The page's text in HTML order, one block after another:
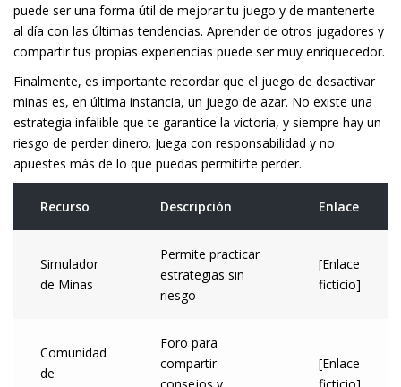
puede ser una forma útil de mejorar tu juego y de mantenerte
al día con las últimas tendencias. Aprender de otros jugadores y
compartir tus propias experiencias puede ser muy enriquecedor.
Finalmente, es importante recordar que el juego de desactivar
minas es, en última instancia, un juego de azar. No existe una
estrategia infalible que te garantice la victoria, y siempre hay un
riesgo de perder dinero. Juega con responsabilidad y no
apuestes más de lo que puedas permitirte perder.
Recurso Descripción Enlace
Simulador
de Minas
Permite practicar
estrategias sin
riesgo
[Enlace
ficticio]
Comunidad
de
Foro para
compartir
[Enlace